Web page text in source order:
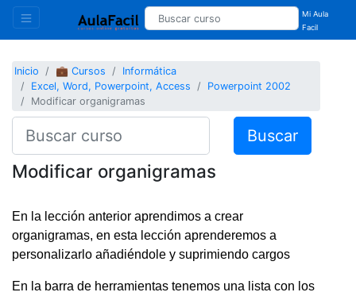
Mi Aula
Facil
Inicio 💼 Cursos
Informática
Excel, Word, Powerpoint, Access
Powerpoint 2002
Modificar organigramas
Buscar
Modificar organigramas
En la lección anterior aprendimos a crear
organigramas, en esta lección aprenderemos a
personalizarlo añadiéndole y suprimiendo cargos
En la barra de herramientas tenemos una lista con los